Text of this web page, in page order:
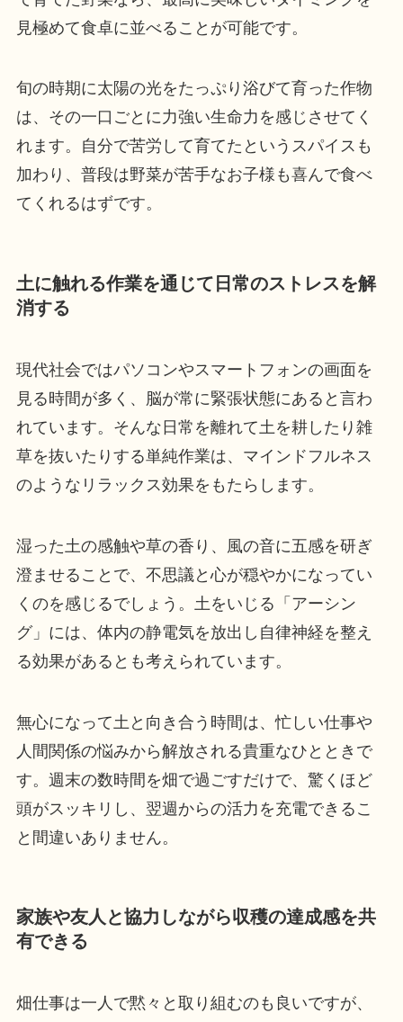
見極めて食卓に並べることが可能です。
旬の時期に太陽の光をたっぷり浴びて育った作物
は、その一口ごとに力強い生命力を感じさせてく
れます。自分で苦労して育てたというスパイスも
加わり、普段は野菜が苦手なお子様も喜んで食べ
てくれるはずです。
土に触れる作業を通じて日常のストレスを解
消する
現代社会ではパソコンやスマートフォンの画面を
見る時間が多く、脳が常に緊張状態にあると言わ
れています。そんな日常を離れて土を耕したり雑
草を抜いたりする単純作業は、マインドフルネス
のようなリラックス効果をもたらします。
湿った土の感触や草の香り、風の音に五感を研ぎ
澄ませることで、不思議と心が穏やかになってい
くのを感じるでしょう。土をいじる「アーシン
グ」には、体内の静電気を放出し自律神経を整え
る効果があるとも考えられています。
無心になって土と向き合う時間は、忙しい仕事や
人間関係の悩みから解放される貴重なひとときで
す。週末の数時間を畑で過ごすだけで、驚くほど
頭がスッキリし、翌週からの活力を充電できるこ
と間違いありません。
家族や友人と協力しながら収穫の達成感を共
有できる
畑仕事は一人で黙々と取り組むのも良いですが、